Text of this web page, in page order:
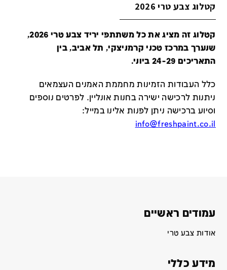
קטלוג צבע טרי 2026
קטלוג זה מציג את כל משתתפי יריד צבע טרי 2026,
שנערך במרכז טכני קרמניצקי, תל אביב, בין
התאריכים 24-29 ביוני.
כלל העבודות הזמינות מחממת האמנים העצמאים
ניתנות לרכישה ישירה בחנות אונליין. לפרטים נוספים
וסיוע ברכישה ניתן לפנות אלינו במייל:
info@freshpaint.co.il
עמודים ראשיים
אודות צבע טרי
מידע כללי